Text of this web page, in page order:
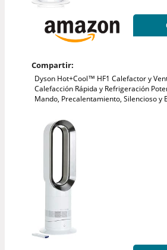
Compartir:
Dyson Hot+Cool™ HF1 Calefactor y
Calefacción Rápida y Refrigeración
Mando, Precalentamiento, Silencioso y